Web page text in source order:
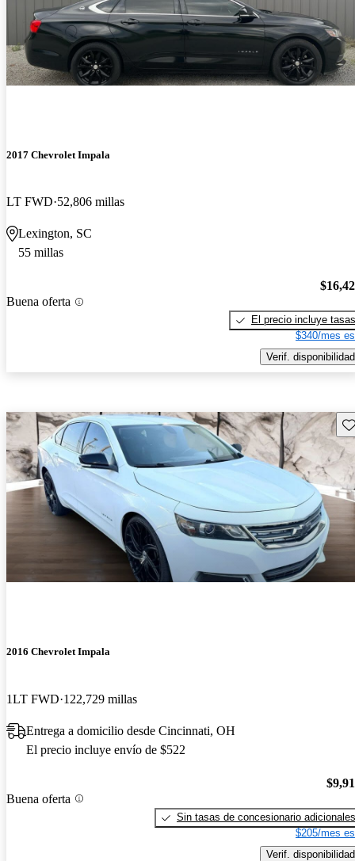
2017 Chevrolet Impala
LT FWD 52,806 millas
Lexington, SC
55 millas
Buena oferta
El precio incluye tasas
$340/mes
Verif. disponibilidad
2016 Chevrolet Impala
1LT FWD 122,729 millas
Entrega a domicilio desde Cincinnati, OH
El precio incluye envío de $522
Buena oferta
Sin tasas de concesionario adicionales
$205/mes
Verif. disponibilidad